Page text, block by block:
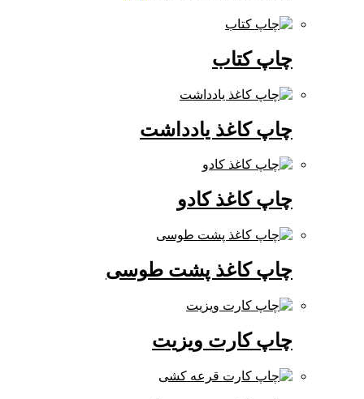
چاپ کتاب
چاپ کاغذ یادداشت
چاپ کاغذ کادو
چاپ کاغذ پشت طوسی
چاپ کارت ویزیت